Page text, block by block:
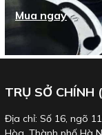
Mua ngay
TRỤ SỞ CHÍNH
Địa chỉ: Số 16, ngõ